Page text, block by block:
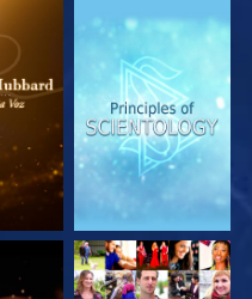
EXPLORA LAS
SERIES